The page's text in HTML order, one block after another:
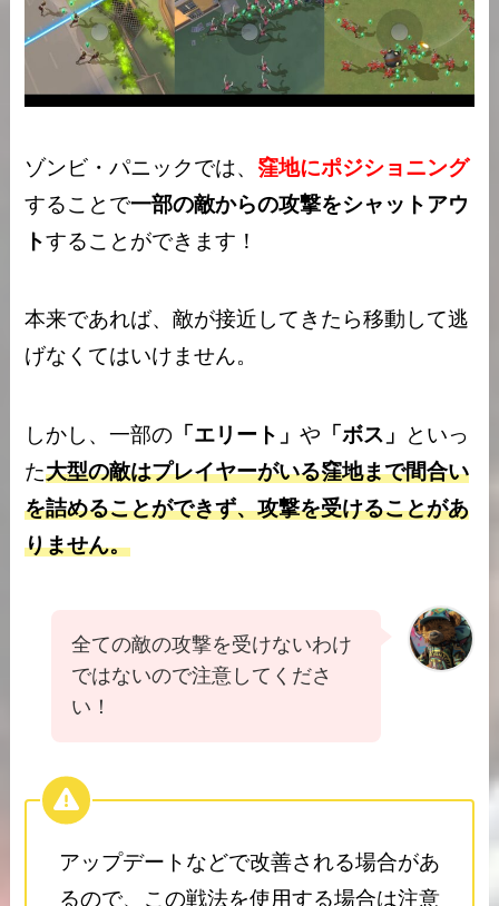
ゾンビ・パニックでは、 窪地にポジショニング
することで一部の敵からの攻撃をシャットアウ
トすることができます！
本来であれば、敵が接近してきたら移動して逃
げなくてはいけません。
しかし、一部の 「エリート」や 「ボス」
といっ
た大型の敵はプレイヤーがいる窪地まで間合い
を詰めることができず、攻撃を受けることがあ
りません。
全ての敵の攻撃を受けないわけ
ではないので注意してくださ
い！
アップデートなどで改善される場合があ
るので、この戦法を使用する場合は注意